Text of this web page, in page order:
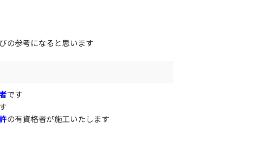
の参考になると思います
です
の有資格者が施工いたします